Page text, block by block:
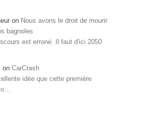
on Nous avons le droit de mourir
bagnoles
est erroné. Il faut d'ici 2050
on CarCrash
idée que cette première